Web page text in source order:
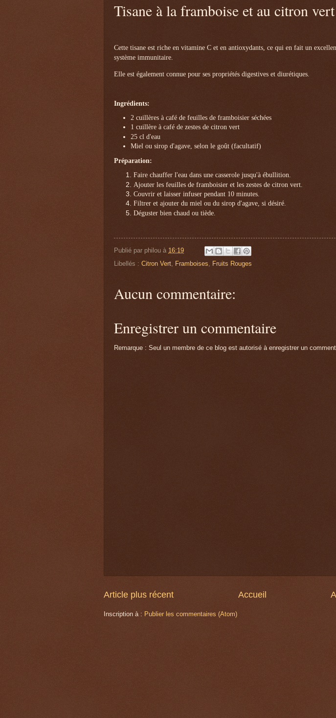
Tisane à la framboise et au citron vert
Cette tisane est riche en vitamine C et en antioxydants, ce qui en fait un
système immunitaire.
Elle est également connue pour ses propriétés digestives et diurétiques.
Ingrédients:
2 cuillères à café de feuilles de framboisier séchées
1 cuillère à café de zestes de citron vert
25 cl d'eau
Miel ou sirop d'agave, selon le goût (facultatif)
Préparation:
Faire chauffer l'eau dans une casserole jusqu'à ébullition.
Ajouter les feuilles de framboisier et les zestes de citron vert.
Couvrir et laisser infuser pendant 10 minutes.
Filtrer et ajouter du miel ou du sirop d'agave, si désiré.
Déguster bien chaud ou tiède.
Publié par philou à 16:19
Libellés : Citron Vert, Framboises, Fruits Rouges
Aucun commentaire:
Enregistrer un commentaire
Remarque : Seul un membre de ce blog est autorisé à enregistrer un
Article plus récent Accueil
Inscription à : Publier les commentaires (Atom)